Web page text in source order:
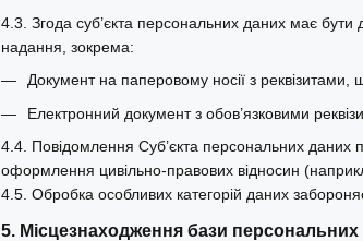
4.3. Згода суб’єкта персональних даних має
надання, зокрема:
Документ на паперовому носії з реквізитами,
Електронний документ з обов’язковими
4.4. Повідомлення Суб’єкта персональних даних
оформлення цивільно-правових відносин
4.5. Обробка особливих категорій даних
5. Місцезнаходження бази